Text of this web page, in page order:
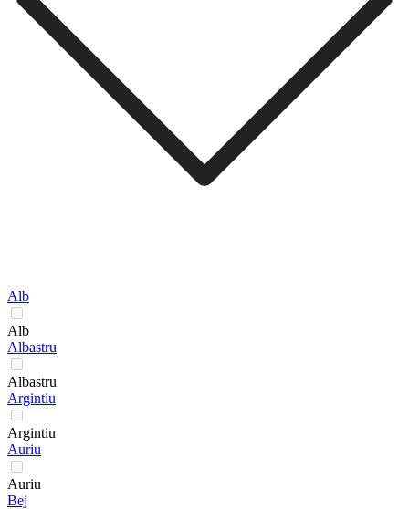
Alb
Alb
Albastru
Albastru
Argintiu
Argintiu
Auriu
Auriu
Bej